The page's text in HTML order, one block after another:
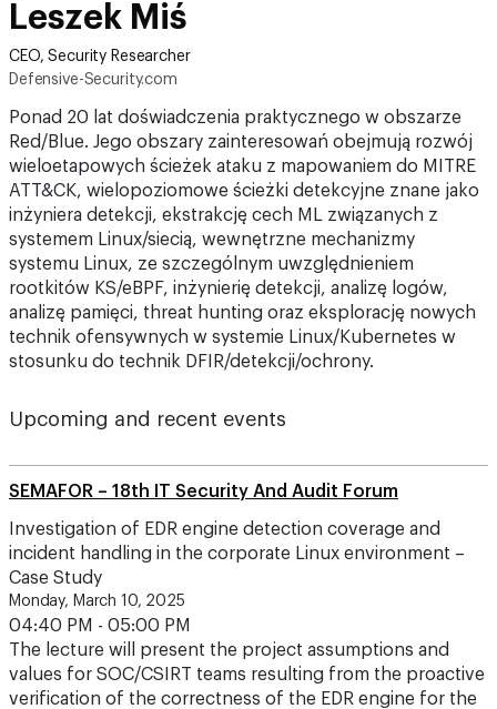
Leszek Miś
CEO, Security Researcher
Defensive-Security.com
Ponad 20 lat doświadczenia praktycznego w obszarze
Red/Blue. Jego obszary zainteresowań obejmują rozwój
wieloetapowych ścieżek ataku z mapowaniem do MITRE
ATT&CK, wielopoziomowe ścieżki detekcyjne znane jako
inżyniera detekcji, ekstrakcję cech ML związanych z
systemem Linux/siecią, wewnętrzne mechanizmy
systemu Linux, ze szczególnym uwzględnieniem
rootkitów KS/eBPF, inżynierię detekcji, analizę logów,
analizę pamięci, threat hunting oraz eksplorację nowych
technik ofensywnych w systemie Linux/Kubernetes w
stosunku do technik DFIR/detekcji/ochrony.
Upcoming and recent events
SEMAFOR – 18th IT Security And Audit Forum
Investigation of EDR engine detection coverage and
incident handling in the corporate Linux environment –
Case Study
Monday, March 10, 2025
04:40 PM - 05:00 PM
The lecture will present the project assumptions and
values for SOC/CSIRT teams resulting from the proactive
verification of the correctness of the EDR engine for the